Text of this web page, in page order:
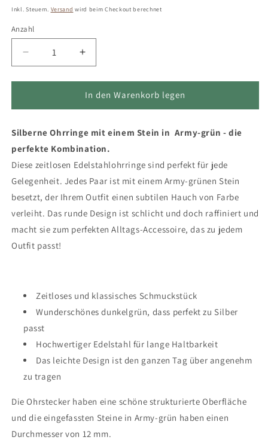
Preis
Inkl. Steuern. Versand wird beim Checkout berechnet
Anzahl
Verringere
die
Menge
Silber
rund
aus
mit
Stein
in
der
Farbe
Army-
grün,
Erhöhe
die
Menge
für
Silber
rund
aus
mit
Stein
in
der
Farbe
Army-
In den Warenkorb legen
Silberne Ohrringe mit einem Stein in Army-grün - die
perfekte Kombination.
Diese zeitlosen Edelstahlohrringe sind perfekt für jede
Gelegenheit. Jedes Paar ist mit einem Army-grünen Stein
besetzt, der Ihrem Outfit einen subtilen Hauch von Farbe
verleiht. Das runde Design ist schlicht und doch raffiniert und
macht sie zum perfekten Alltags-Accessoire, das zu jedem
Outfit passt!
Zeitloses und klassisches Schmuckstück
Wunderschönes dunkelgrün, dass perfekt zu Silber
passt
Hochwertiger Edelstahl für lange Haltbarkeit
Das leichte Design ist den ganzen Tag über angenehm
zu tragen
Die Ohrstecker haben eine schöne strukturierte Oberfläche
und die eingefassten Steine in Army-grün haben einen
Durchmesser von 12 mm.